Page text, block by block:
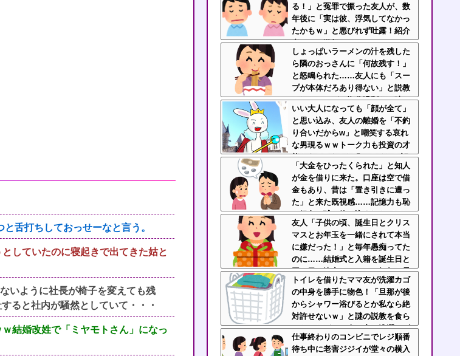
舌打ちしておっせーなと言う。
していたのに寝起きで出てきた姑と
いように社長が椅子を変えても残
ると社内が騒然としていて・・・
結婚改姓で「ミヤモトさん」になっ
る！」と冤罪で振った友人が、数
年後に「実は彼、浮気してなかっ
たかもｗ」と悪びれず吐露！紹介
者として激怒・・・
しょっぱいラーメンの汁を残した
ら隣のおっさんに「何故残す！」
と怒鳴られた……友人にも「スー
プが本体だろあり得ない」と説教
されたんだが、塩分過剰だし味の
好みは自由だろ！
いい大人になっても「顔が全て」
と思い込み、友人の離婚を「不釣
り合いだからw」と嘲笑する哀れ
な男現るｗｗトーク力も投資の才
能もあるBくんを叩いてドヤる顔
ファン男の浅はかさにガチで絶句
「大金をひったくられた」と知人
が金を借りに来た。口座は空で借
金もあり、昔は「置き引きに遭っ
た」と来た既視感……記憶力も恥
も銀色の球に飲み込まれたパチン
コ依存症さん
友人「子供の頃、誕生日とクリス
マスとお年玉を一緒にされて本当
に嫌だった！」と毎年愚痴ってた
のに……結婚式と入籍を誕生日と
同じ日に決定！←いや、毎年の愚
痴は何だったんだよ！？
トイレを借りたママ友が洗濯カゴ
の中身を勝手に物色！「旦那が後
からシャワー浴びるとか私なら絶
対許せないｗ」と謎の説教を食ら
ったんだが……人の家の洗濯カゴ
のぞくなよ
仕事終わりのコンビニでレジ順番
待ち中に老害ジジイが堂々の横入